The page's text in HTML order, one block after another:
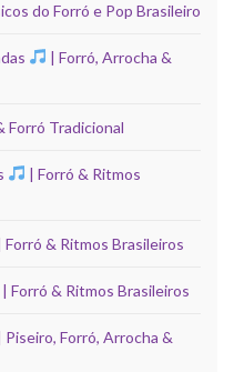
do Forró e Pop Brasileiro
| Forró, Arrocha &
Forró Tradicional
| Forró & Ritmos
Forró & Ritmos Brasileiros
| Forró & Ritmos Brasileiros
Piseiro, Forró, Arrocha &